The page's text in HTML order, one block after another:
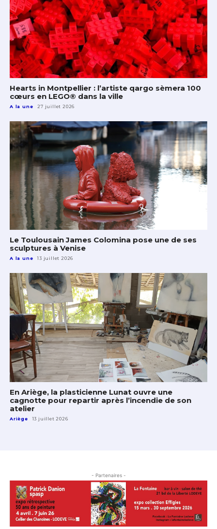
Hearts in Montpellier : l’artiste qargo sèmera 100
cœurs en LEGO® dans la ville
A la une 27 juillet 2026
Le Toulousain James Colomina pose une de ses
sculptures à Venise
A la une 13 juillet 2026
En Ariège, la plasticienne Lunat ouvre une
cagnotte pour repartir après l’incendie de son
atelier
Ariège 13 juillet 2026
- Partenaires -